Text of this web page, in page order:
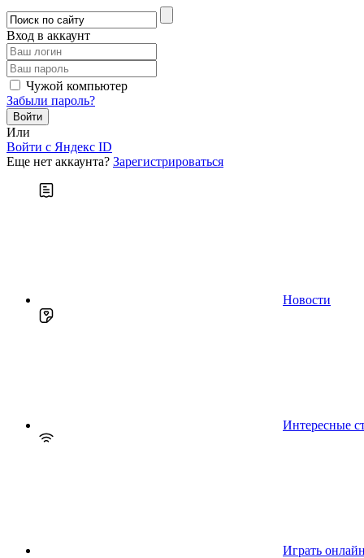
Вход в аккаунт
Чужой компьютер
Забыли пароль?
Или
Войти c Яндекс ID
Еще нет аккаунта? Зарегистрироваться
Новости
Интересные
Играть онлайн